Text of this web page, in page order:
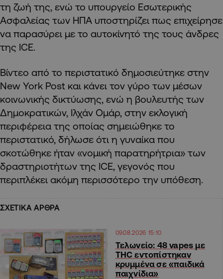
τη ζωή της, ενώ το υπουργείο Εσωτερικής
Ασφαλείας των ΗΠΑ υποστηρίζει πως επιχείρησε
να παρασύρει με το αυτοκίνητό της τους άνδρες
της ICE.
Βίντεο από το περιστατικό δημοσιεύτηκε στην
New York Post και κάνει τον γύρο των μέσων
κοινωνικής δικτύωσης, ενώ η βουλευτής των
Δημοκρατικών, Ιλχάν Ομάρ, στην εκλογική
περιφέρεια της οποίας σημειώθηκε το
περιστατικό, δήλωσε ότι η γυναίκα που
σκοτώθηκε ήταν «νομική παρατηρήτρια» των
δραστηριοτήτων της ICE, γεγονός που
περιπλέκει ακόμη περισσότερο την υπόθεση.
ΣΧΕΤΙΚΑ ΑΡΘΡΑ
09.08.2026 15:10
Τελωνείο: 48 vapes με
THC εντοπίστηκαν
κρυμμένα σε «παιδικά
παιχνίδια»